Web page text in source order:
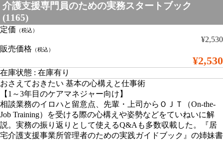
介護支援専門員のための実務スタートブック
(1165)
定価 （税込）
¥2,530
販売価格 （税込）
¥2,530
在庫状態 : 在庫有り
おさえておきたい 基本の心構えと仕事術
【1～3年目のケアマネジャー向け】
相談業務のイロハと留意点、先輩・上司からＯＪＴ（On-the-
Job Training）を受ける際の心構えや姿勢などをていねいに解
説。実務の振り返りとして使えるQ&Aも多数収載した。『居
宅介護支援事業所管理者のための実践ガイドブック』の姉妹書